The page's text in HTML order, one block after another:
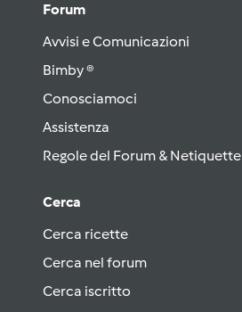
Forum
Avvisi e Comunicazioni
Bimby ®
Conosciamoci
Assistenza
Regole del Forum & Netiquette
Cerca
Cerca ricette
Cerca nel forum
Cerca iscritto